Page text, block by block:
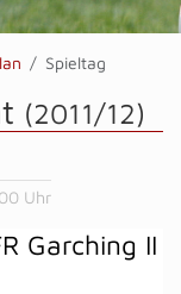
Spieltag
(2011/12)
Uhr
Garching II